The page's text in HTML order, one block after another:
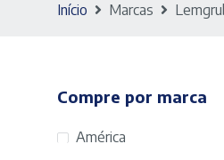
Início Marcas
Compre por marca
América